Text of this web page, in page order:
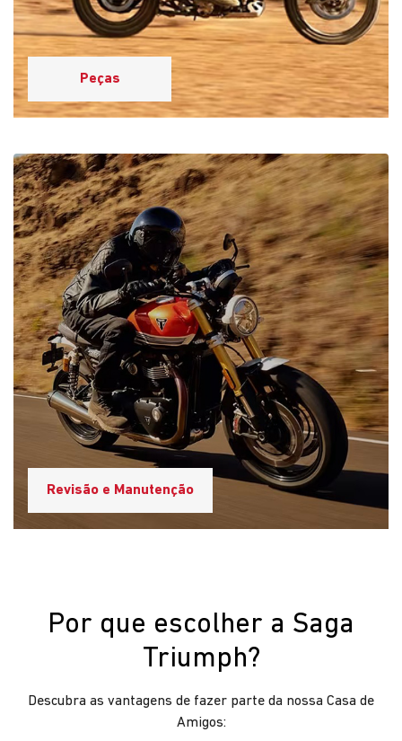
Peças
Revisão e Manutenção
Por que escolher a Saga
Triumph?
Descubra as vantagens de fazer parte da nossa Casa de
Amigos: